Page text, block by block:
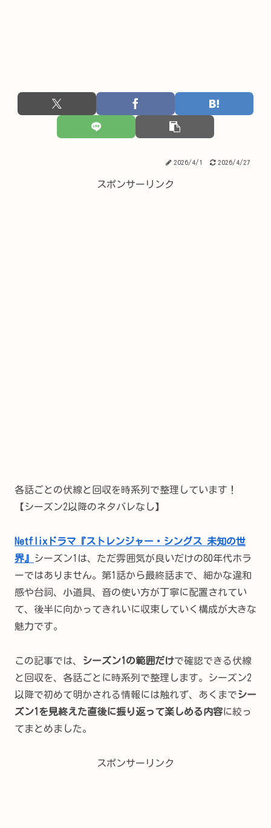
2026/4/1 2026/4/27
スポンサーリンク
各話ごとの伏線と回収を時系列で整理しています！
【シーズン2以降のネタバレなし】
Netflixドラマ『ストレンジャー・シングス 未知の世
界』
シーズン1は、ただ雰囲気が良いだけの80年代ホラ
ーではありません。第1話から最終話まで、細かな違和
感や台詞、小道具、音の使い方が丁寧に配置されてい
て、後半に向かってきれいに収束していく構成が大きな
魅力です。
この記事では、 シーズン1の範囲だけで確認できる伏線
と回収を、各話ごとに時系列で整理します。シーズン2
以降で初めて明かされる情報には触れず、あくまでシー
ズン1を見終えた直後に振り返って楽しめる内容に絞っ
てまとめました。
スポンサーリンク